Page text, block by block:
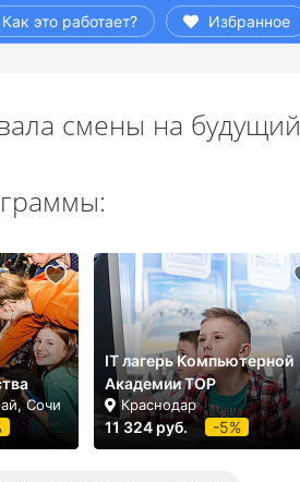
Как это работает? Избранное
смены на будущий
Сочи
IT лагерь Компьютерной
Академии ТОР
Краснодар
11 324 руб. -5%